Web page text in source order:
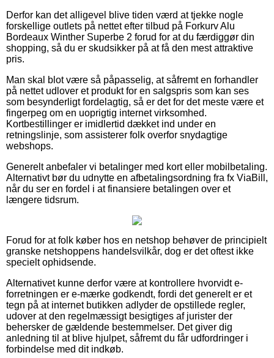
Derfor kan det alligevel blive tiden værd at tjekke nogle
forskellige outlets på nettet efter tilbud på Forkurv Alu
Bordeaux Winther Superbe 2 forud for at du færdiggør din
shopping, så du er skudsikker på at få den mest attraktive
pris.
Man skal blot være så påpasselig, at såfremt en forhandler
på nettet udlover et produkt for en salgspris som kan ses
som besynderligt fordelagtig, så er det for det meste være et
fingerpeg om en uoprigtig internet virksomhed.
Kortbestillinger er imidlertid dækket ind under en
retningslinje, som assisterer folk overfor snydagtige
webshops.
Generelt anbefaler vi betalinger med kort eller mobilbetaling.
Alternativt bør du udnytte en afbetalingsordning fra fx ViaBill,
når du ser en fordel i at finansiere betalingen over et
længere tidsrum.
Forud for at folk køber hos en netshop behøver de principielt
granske netshoppens handelsvilkår, dog er det oftest ikke
specielt ophidsende.
Alternativet kunne derfor være at kontrollere hvorvidt e-
forretningen er e-mærke godkendt, fordi det generelt er et
tegn på at internet butikken adlyder de opstillede regler,
udover at den regelmæssigt besigtiges af jurister der
behersker de gældende bestemmelser. Det giver dig
anledning til at blive hjulpet, såfremt du får udfordringer i
forbindelse med dit indkøb.